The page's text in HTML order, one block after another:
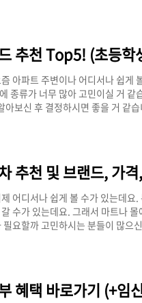
는 정도로 했으면 좋겠다고 하였
쿠팡플레이에서 무한도전 핵심
아파트 주변이나 어디서나 쉽게
종류가 너무 많아 고민이실 거
아보신 후 결정하시면 좋을 거 같
킥보드 Top5]어린이 킥보드 Top5
원 ~3.5kgO보러가기 >>징크 킥
추천 및 브랜드, 가
어디서나 쉽게 볼 수가 있는데
수가 있는데요. 그래서 마트나
필요할까 고민하시는 분들이 많으
모차에 대해 고민이신 분들은 추천
아지 유모차 비교]브랜드가격무
와 성능이..
혜택 바로가기 (+임